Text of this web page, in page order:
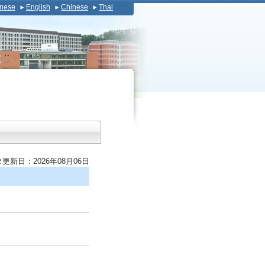
English Chinese Thai
更新日：2026年08月06日